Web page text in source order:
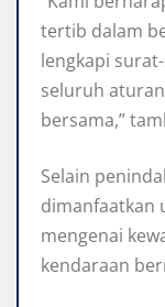
tertib dalam
lengkapi
seluruh
bersama,”
Selain
dimanfaatkan
mengenai
kendaraan